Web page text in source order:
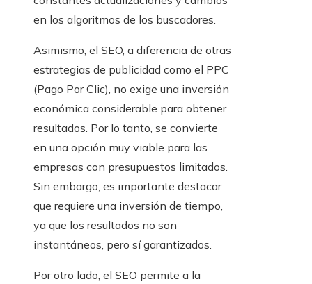
en los algoritmos de los buscadores.
Asimismo, el SEO, a diferencia de otras
estrategias de publicidad como el PPC
(Pago Por Clic), no exige una inversión
económica considerable para obtener
resultados. Por lo tanto, se convierte
en una opción muy viable para las
empresas con presupuestos limitados.
Sin embargo, es importante destacar
que requiere una inversión de tiempo,
ya que los resultados no son
instantáneos, pero sí garantizados.
Por otro lado, el SEO permite a la